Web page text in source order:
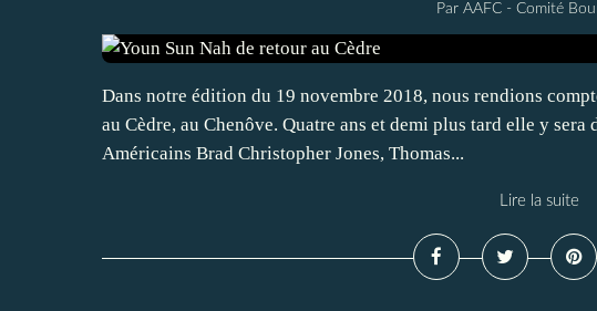
Par AAFC - Comité
Dans notre édition du 19 novembre 2018, nous rendions
au Cèdre, au Chenôve. Quatre ans et demi plus tard elle y sera
Américains Brad Christopher Jones, Thomas...
Lire la suite